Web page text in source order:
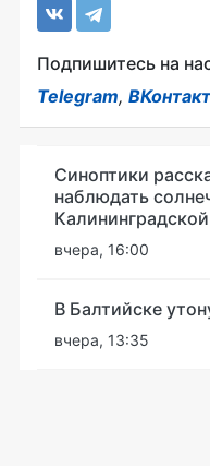
Подпишитесь на
Telegram,
Синоптики
наблюдать
вчера, 16:00
В Балтийске
вчера, 13:35